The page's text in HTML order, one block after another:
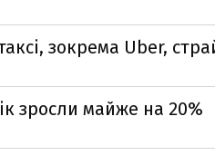
зокрема Uber,
зросли майже на 20%